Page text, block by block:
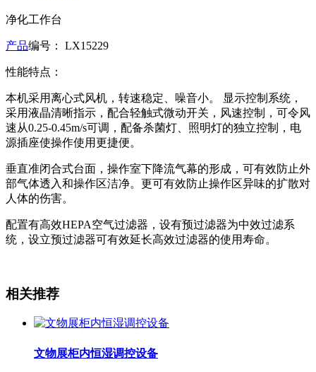
净化工作台
产品编号： LX15229
性能特点：
本机采用离心式风机，转速稳定、噪音小。 显示控制系统，
采用液晶清晰指示，配合轻触式微动开关，风速控制，可令风
速从0.25-0.45m/s可调，配备杀菌灯、照明灯的独立控制，电
源插座使操作使用更捷便。
垂直准闭合式台面，操作室下降流气幕的形成，可有效防止外
部气体透入和操作区洁净。更可有效防止操作区异味的扩散对
人体的伤害。
配置有高效HEPA空气过滤器，设有预过滤器为中效过滤系
统，设立预过滤器可有效延长高效过滤器的使用寿命。
相关推荐
文物展柜内恒湿调控设备